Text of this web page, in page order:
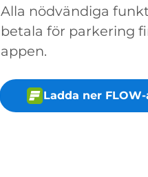
Alla nödvändiga
betala för parkering
appen.
Ladda ner